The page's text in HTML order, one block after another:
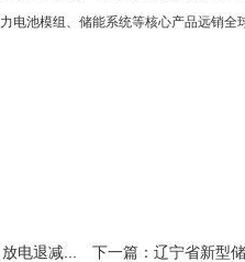
池模组、储能系统等核心产品远销全
电退减... 下一篇：辽宁省新型